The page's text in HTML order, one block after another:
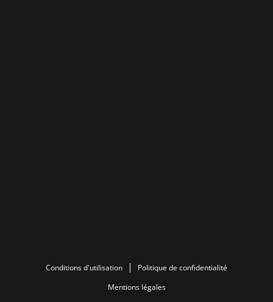
Conditions d'utilisation
Politique de confidentialité
Mentions légales